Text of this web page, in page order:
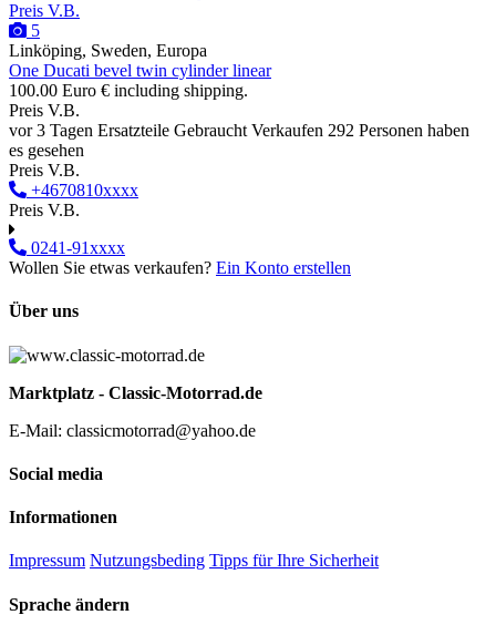
Preis V.B.
5
Linköping, Sweden, Europa
One Ducati bevel twin cylinder linear
100.00 Euro € including shipping.
Preis V.B.
vor 3 Tagen Ersatzteile Gebraucht Verkaufen 292 Personen haben
es gesehen
Preis V.B.
+4670810xxxx
Preis V.B.
0241-91xxxx
Wollen Sie etwas verkaufen? Ein Konto erstellen
Über uns
Marktplatz - Classic-Motorrad.de
E-Mail: classicmotorrad@yahoo.de
Social media
Informationen
Impressum Nutzungsbeding Tipps für Ihre Sicherheit
Sprache ändern